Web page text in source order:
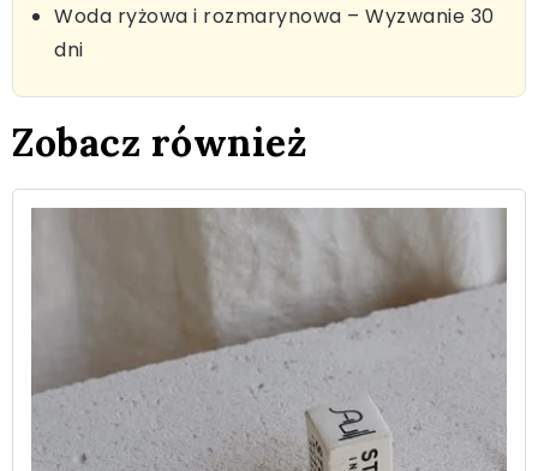
Woda ryżowa i rozmarynowa – Wyzwanie 30
dni
Zobacz również